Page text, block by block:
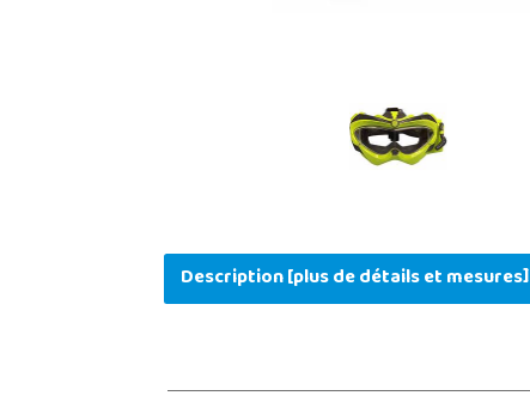
Description [plus de détails et mesures]